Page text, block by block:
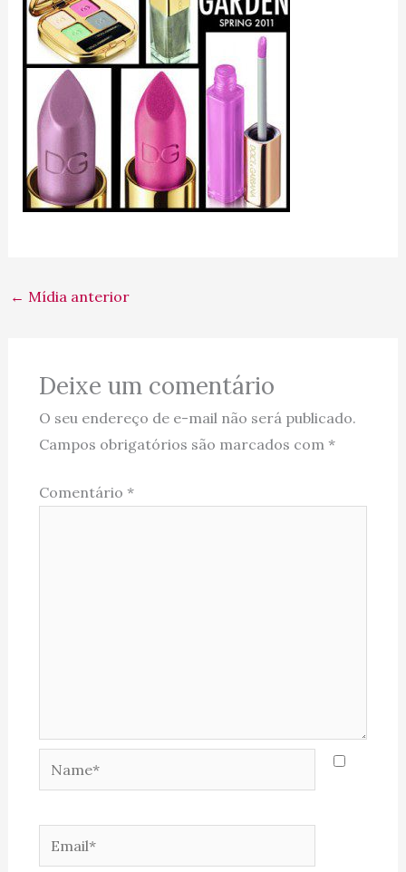
← Mídia anterior
Deixe um comentário
O seu endereço de e-mail não será publicado.
Campos obrigatórios são marcados com *
Comentário *
Name*
Email*